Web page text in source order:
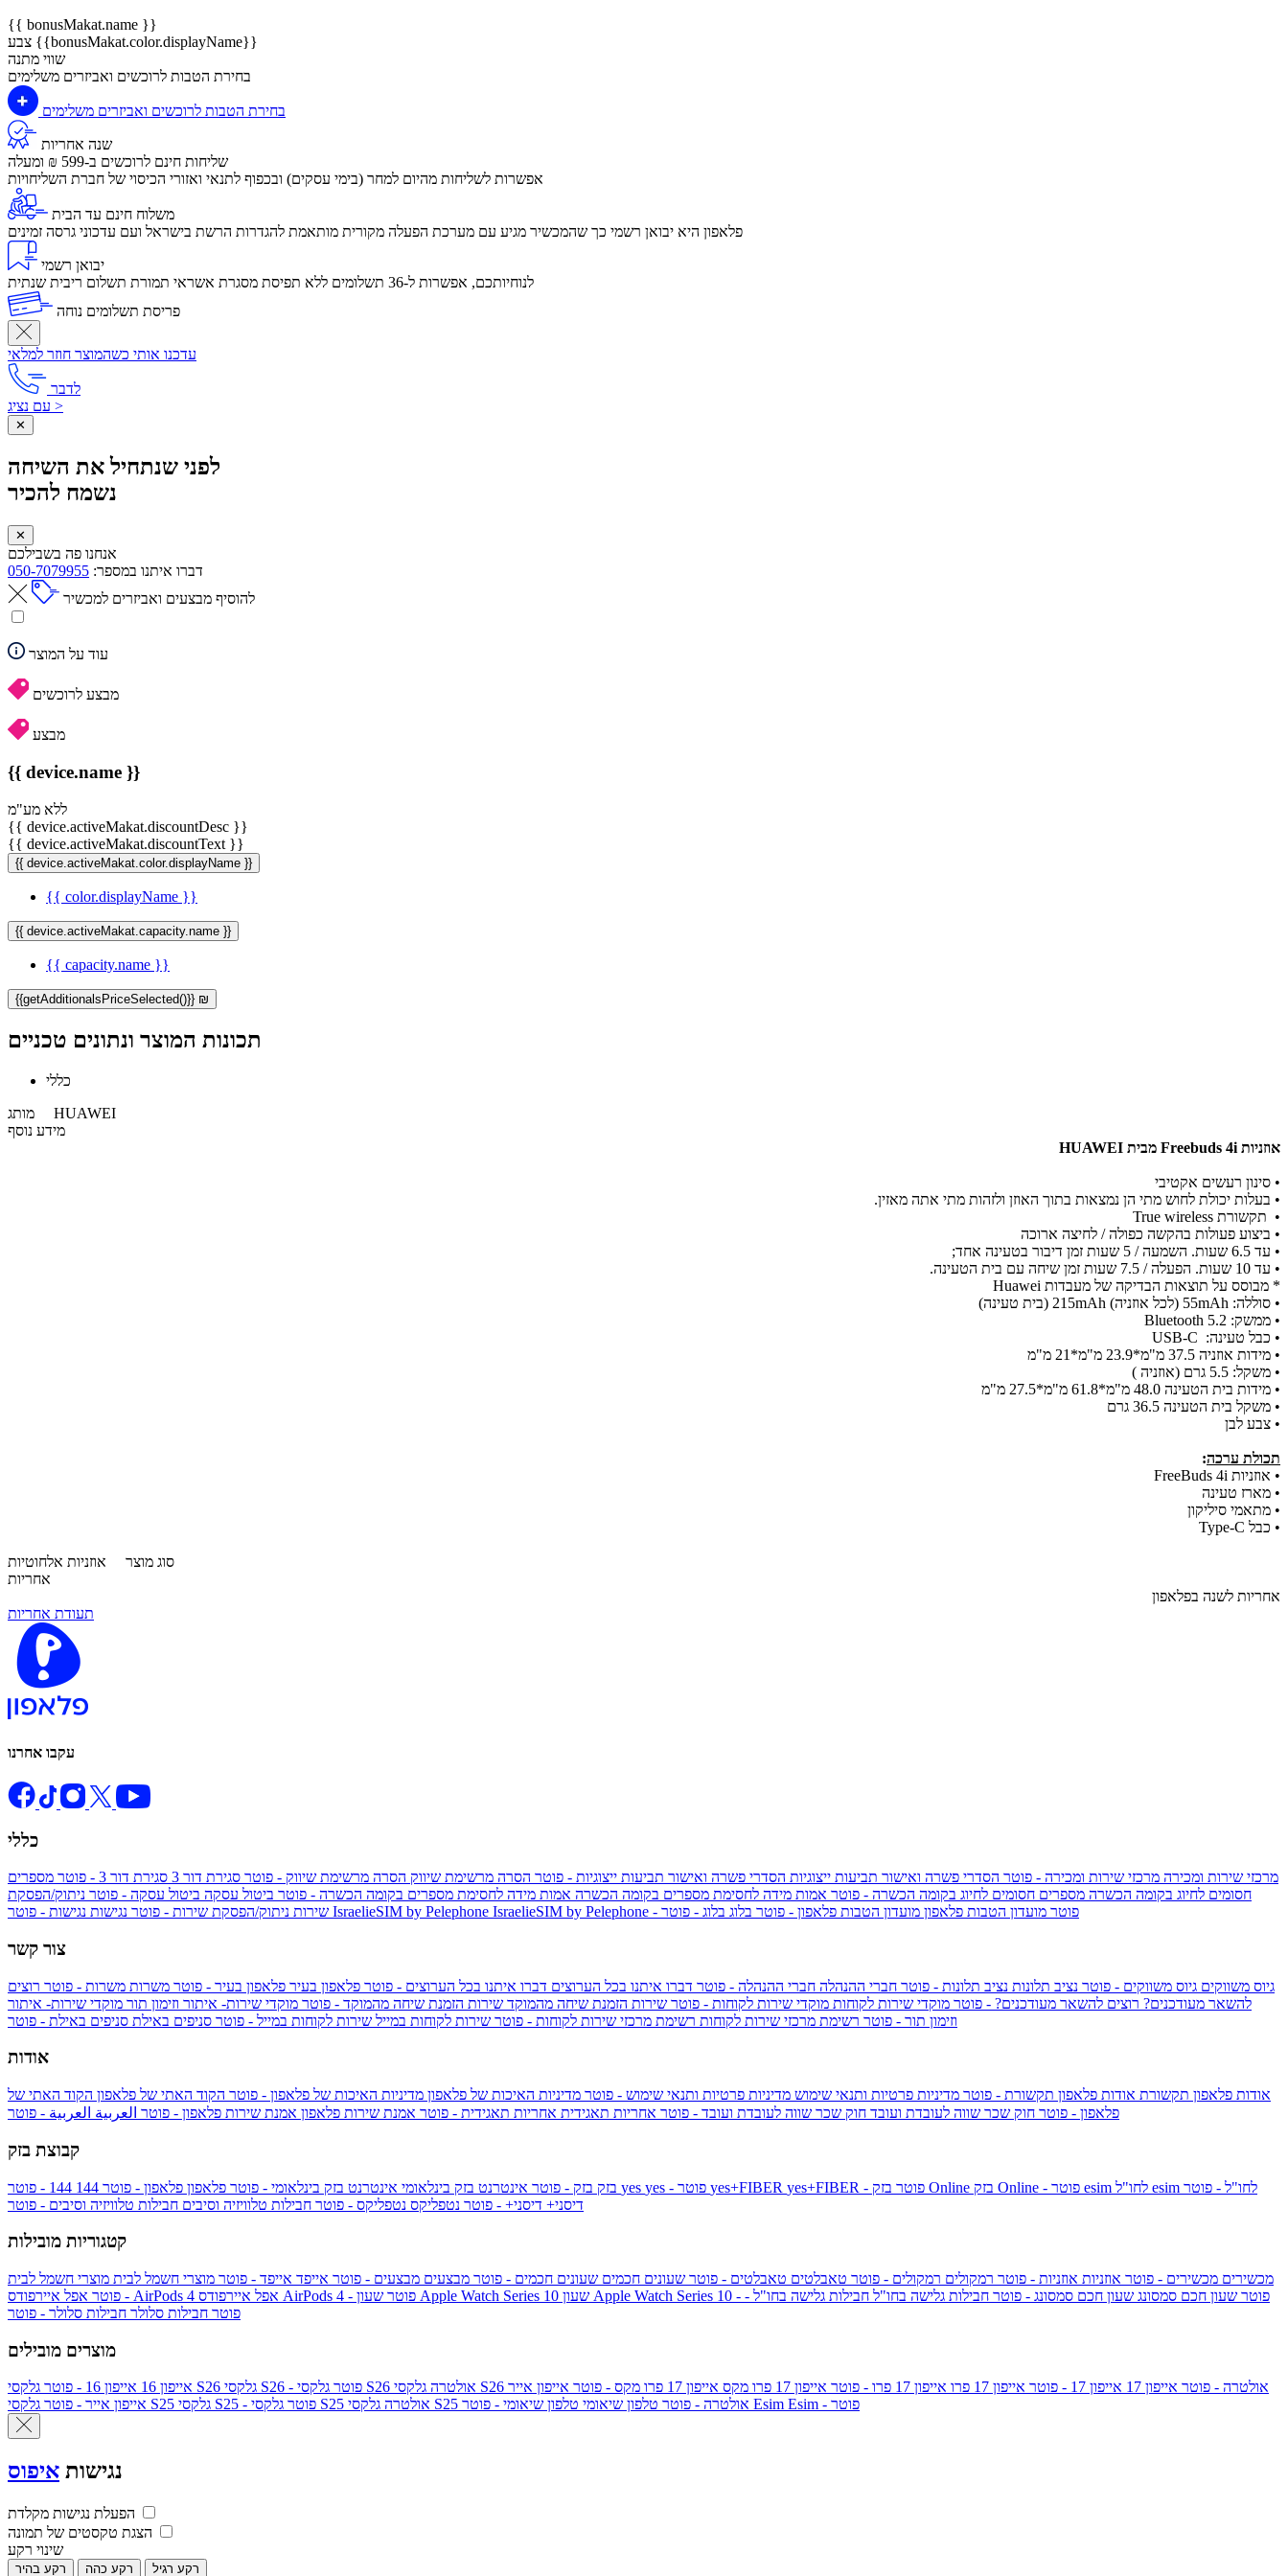
{{ bonusMakat.name }}
צבע {{bonusMakat.color.displayName}}
שווי מתנה
בחירת הטבות לרוכשים ואביזרים משלימים
בחירת הטבות לרוכשים ואביזרים משלימים
שנה אחריות
שליחות חינם לרוכשים ב-599 ₪ ומעלה
​אפשרות לשליחות מהיום למחר (בימי עסקים) ובכפוף לתנאי ואזורי הכיסוי של חברת השליחויות
משלוח חינם עד הבית
פלאפון היא יבואן רשמי כך שהמכשיר מגיע עם מערכת הפעלה מקורית מותאמת להגדרות הרשת בישראל ועם עדכוני גרסה זמינים
יבואן רשמי
לנוחיותכם, אפשרות ל-36 תשלומים ללא תפיסת מסגרת אשראי תמורת תשלום ריבית שנתית
פריסת תשלומים נוחה
עדכנו אותי כשהמוצר חוזר למלאי
לדבר
עם נציג >
✕
לפני שנתחיל את השיחה
נשמח להכיר
✕
אנחנו פה בשבילכם
דברו איתנו במספר: 050-7079955
להוסיף מבצעים ואביזרים למכשיר
עוד על המוצר
מבצע לרוכשים
מבצע
{{ device.name }}
ללא מע"מ
{{ device.activeMakat.discountDesc }}
{{ device.activeMakat.discountText }}
{{ device.activeMakat.color.displayName }}
{{ color.displayName }}
{{ device.activeMakat.capacity.name }}
{{ capacity.name }}
{{getAdditionalsPriceSelected()}} ₪
תכונות המוצר ונתונים טכניים
כללי
מותג HUAWEI
מידע נוסף
אוזניות Freebuds 4i מבית HUAWEI
• סינון רעשים אקטיבי
• בעלות יכולת לחוש מתי הן נמצאות בתוך האוזן ולזהות מתי אתה מאזין.
• תקשורת True wireless
• ביצוע פעולות בהקשה כפולה / לחיצה ארוכה
• עד 6.5 שעות. השמעה / 5 שעות זמן דיבור בטעינה אחד;
• עד 10 שעות. הפעלה / 7.5 שעות זמן שיחה עם בית הטעינה.
* מבוסס על תוצאות הבדיקה של מעבדות Huawei
• סוללה: 55mAh (לכל אוזניה) 215mAh (בית טעינה)
• ממשק: Bluetooth 5.2
• כבל טעינה: USB-C
• מידות אוזניה 37.5 מ"מ*23.9 מ"מ*21 מ"מ
• משקל: 5.5 גרם (אוזניה )
• מידות בית הטעינה 48.0 מ"מ*61.8 מ"מ*27.5 מ"מ
• משקל בית הטעינה 36.5 גרם
• צבע לבן
תכולת ערכה:
• אוזניות FreeBuds 4i
• מארז טעינה
• מתאמי סיליקון
• כבל Type-C
סוג מוצר אוזניות אלחוטיות
אחריות
אחריות לשנה בפלאפון
תעודת אחריות
עקבו אחרנו
כללי
מרכזי שירות ומכירה מרכזי שירות ומכירה - פוטר הסדרי פשרה ואישור תביעות ייצוגיות הסדרי פשרה ואישור תביעות ייצוגיות - פוטר הסרה מרשימת שיווק הסרה מרשימת שיווק - פוטר סגירת דור 3 סגירת דור 3 - פוטר
מספרים
חסומים לחיוג בקומה הכשרה מספרים חסומים לחיוג בקומה הכשרה - פוטר אמות מידה לחסימת מספרים בקומה הכשרה אמות מידה לחסימת מספרים בקומה הכשרה - פוטר ביטול עסקה ביטול עסקה - פוטר ניתוק/הפסקת
שירות ניתוק/הפסקת שירות - פוטר נגישות IsraelieSIM by Pelephone IsraelieSIM by Pelephone - פוטר מועדון הטבות פלאפון מועדון הטבות פלאפון - פוטר בלוג בלוג - פוטר
צור קשר
גיוס משווקים גיוס משווקים - פוטר נציב תלונות נציב תלונות - פוטר חברי ההנהלה חברי ההנהלה - פוטר דברו איתנו בכל הערוצים דברו איתנו בכל הערוצים - פוטר פלאפון בעיר פלאפון בעיר - פוטר משרות משרות - פוטר רוצים
להשאר מעודכנים? רוצים להשאר מעודכנים? - פוטר מוקדי שירות לקוחות מוקדי שירות לקוחות - פוטר שירות הזמנת שיחה מהמוקד שירות הזמנת שיחה מהמוקד - פוטר מוקדי שירות- איתור וזימון תור מוקדי שירות- איתור
וזימון תור - פוטר רשימת מרכזי שירות לקוחות רשימת מרכזי שירות לקוחות - פוטר שירות לקוחות במייל שירות לקוחות במייל - פוטר סניפים באילת סניפים באילת - פוטר
אודות
אודות פלאפון תקשורת אודות פלאפון תקשורת - פוטר מדיניות פרטיות ותנאי שימוש מדיניות פרטיות ותנאי שימוש - פוטר מדיניות האיכות של פלאפון מדיניות האיכות של פלאפון - פוטר הקוד האתי של פלאפון הקוד האתי של
פלאפון - פוטר חוק שכר שווה לעובדת ועובד חוק שכר שווה לעובדת ועובד - פוטר אחריות תאגידית אחריות תאגידית - פוטר אמנת שירות פלאפון אמנת שירות פלאפון - פוטר العربية العربية - פוטר
קבוצת בזק
בזק בזק - פוטר אינטרנט בזק בינלאומי אינטרנט בזק בינלאומי - פוטר פלאפון פלאפון - פוטר 144 yes yes+FIBER yes+FIBER - פוטר בזק Online
esim לחו"ל - פוטר
דיסני+ דיסני+ - פוטר נטפליקס נטפליקס - פוטר חבילות טלוויזיה וסיבים חבילות טלוויזיה וסיבים - פוטר
קטגוריות מובילות
מכשירים מכשירים - פוטר אוזניות אוזניות - פוטר רמקולים רמקולים - פוטר טאבלטים טאבלטים - פוטר שעונים חכמים שעונים חכמים - פוטר מבצעים מבצעים - פוטר אייפד אייפד - פוטר מוצרי חשמל לבית מוצרי חשמל לבית
- פוטר אפל איירפודס AirPods 4 אפל איירפודס AirPods 4 - פוטר שעון Apple Watch Series 10 שעון Apple Watch Series 10 - פוטר שעון חכם סמסונג שעון חכם סמסונג - פוטר חבילות גלישה בחו"ל חבילות גלישה בחו"ל -
פוטר חבילות סלולר חבילות סלולר - פוטר
מוצרים מובילים
אייפון 16 אייפון 16 - פוטר גלקסי S26 גלקסי S26 - פוטר גלקסי S26 אולטרה גלקסי S26 אולטרה - פוטר אייפון 17 אייפון 17 - פוטר אייפון 17 פרו אייפון 17 פרו - פוטר אייפון 17 פרו מקס אייפון 17 פרו מקס - פוטר
אייפון אייר
אייפון אייר - פוטר גלקסי S25 גלקסי S25 - פוטר גלקסי S25 אולטרה גלקסי S25 אולטרה - פוטר טלפון שיאומי Esim Esim - פוטר
נגישות איפוס
הפעלת נגישות מקלדת
הצגת טקסטים של תמונה
שינוי רקע
רקע בהיר רקע כהה רקע רגיל